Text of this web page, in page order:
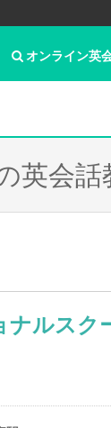
オンライン英
英会話
ナルスク